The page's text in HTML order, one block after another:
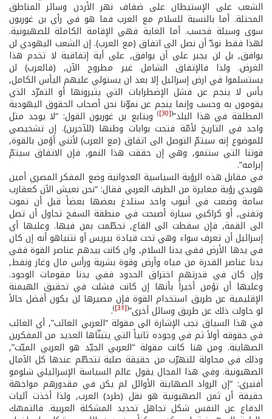
الشعب على الإستيطان على ضفاف نهر الأردن وسائر المناطق
المحتلة. أما بالنسبة للسلام مع العرب فما هو في رأي بن غوريون
سوى وسيلة فحسب. أما الغاية فهي الإقامة الكاملة للصهيونية.
لهذا فقط نودّ أن نصل الى اتفاق (مع العرب). إن الشعب اليهودي لن
يوافق, بل لن يجبر على أن يوافق, على أية إتفاقية لا تخدم هذا
الغرض. ولذا فالإتفاق الشامل غير مطروح الآن, (فالعرب) لن
يستسلموا في ارض إسرائيل إلا بعد ان يستولي عليهم اليأس الكامل,
يأس لا ينجم عن فشل الإضطرابات التي يثيرونها أو التمرّد الذي
يقومون به وحسب وإنما ينجم عن نموّنا نحن أصحاب الحقوق اليهودية
المطلقة في هذا البلد”(
[30]
)ويتابع بن غوريون القول: “لا يوجد مثل
واحد في التاريخ لأمّة فتحت بوابات وطنها (للآخرين). إن تشخيصي
للموضوع إنه سيتمّ التوصل الى اتفاق (مع العرب) لأنني أؤمن بالقوة,
قوتنا التي ستنمو, وهي إن حققت هذا النمو, فإن الاتفاق سيتمّ
إبرامه”.
في مقابل هذه الرؤية السياسية العدوانية وضع المفكر المصري أمين
هويدي رؤية مغايرة من الطرف العربي فقال: “نحن نعيش الآن كعقارب
سامة وضعت في أنبوب واحد ستلدغ بعضها بعضاً قبل أن تموت
وتفنى, أو كراكبي سيارة أصبحت في منطقة السفح تحاول أن تصل
الى القمة, فإن سقطت الى القاع, تحطّمت بمن فيها. وعليها ­أي
إسرائيل­ أن تعرف سواء وهي تحت قيادة بيريس أو نتنياهو أنه إن كان
في يدها الأرض ففي يدنا السلام, وان كانت بيدهم عناصر القوة ففي
يدنا عناصر القدرة من مياه وأرض وقوة بشرية ورأس مال وغاز ونفط,
وإن كان في قدرتهم اختراق الحدود ففي يدنا مقومات الوجود.
وعليها أن تؤمن أخيراً بأنها إن كانت فشلت في تحقيق الهيمنة
الإقليمية عن طريق استخدام القوة فإن مصيرها لن يكون أفضل حالاً
لو حاولت ذلك عن طريق وسائل أخرى”(
[31]
)
.
في هذا السياق تجب الإشارة الى مقولة “العربي الغائب”, أي الغائب
في حقوقه أولاً ثم في وجوده ثانياً التي يتبنّاها العديد من المفكرين
الصهاينة. ومن هنا كانت مقولة “العربي الجيّد هو العربي الميّت”,
وذلك في محاولة للتهرّب من حقيقة صلبة تتحطّم عندها كل الآمال
الصهيونية. وفي هذا المجال يقول عالم السياسة الإسرائيلي شلومو
أفنيري: “إن الرواد الصهاينة الأوائل لم يكن في مقدورهم مواجهة
حقيقة أن ثمن الصهيونية هو نقل (طرد) العرب, ولذا أخذت آليات
الدفاع عن النفس شكل تجاهل تحديد المشكلة العربية. فالتمسّك